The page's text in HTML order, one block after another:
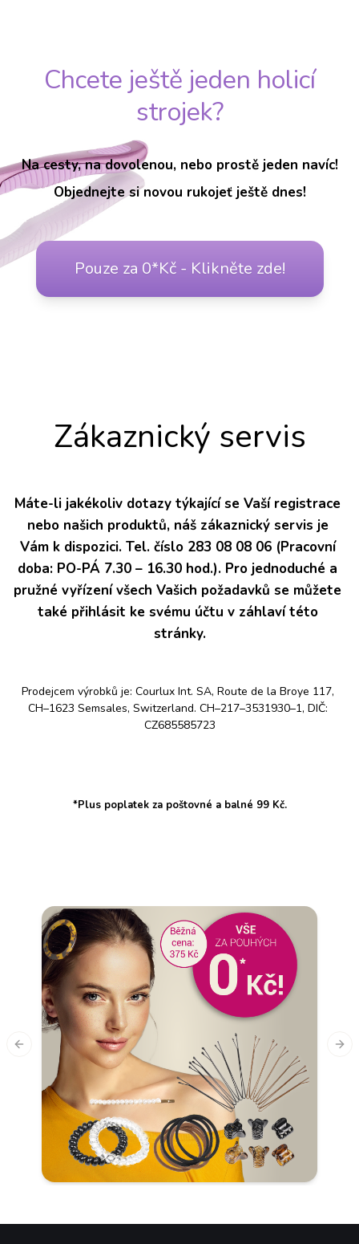
Chcete ještě jeden holicí
strojek?
Na cesty, na dovolenou, nebo prostě jeden navíc!
Objednejte si novou rukojeť ještě dnes!
Pouze za 0*Kč - Klikněte zde!
Zákaznický servis
Máte-li jakékoliv dotazy týkající se Vaší registrace
nebo našich produktů, náš zákaznický servis je
Vám k dispozici. Tel. číslo 283 08 08 06 (Pracovní
doba: PO-PÁ 7.30 – 16.30 hod.). Pro jednoduché a
pružné vyřízení všech Vašich požadavků se můžete
také přihlásit ke svému účtu v záhlaví této
stránky.
Prodejcem výrobků je: Courlux Int. SA, Route de la Broye 117,
CH–1623 Semsales, Switzerland. CH–217–3531930–1, DIČ:
CZ685585723
*Plus poplatek za poštovné a balné 99 Kč.
Previous slide